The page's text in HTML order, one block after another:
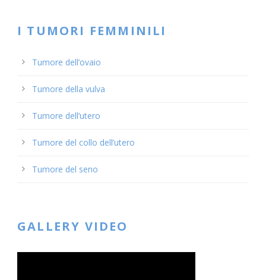
I TUMORI FEMMINILI
Tumore dell’ovaio
Tumore della vulva
Tumore dell’utero
Tumore del collo dell’utero
Tumore del seno
GALLERY VIDEO